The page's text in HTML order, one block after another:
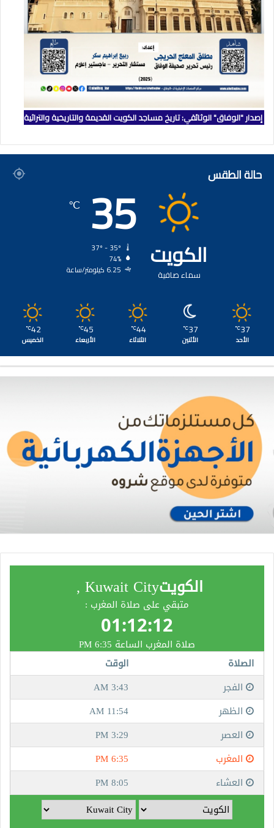
إصدار "الوفاق" الوثائقي: تاريخ مساجد الكويت القديمة والتاريخية والتراثية
حالة الطقس
الكويت
سماء صافية
35
℃
74%
6.25 كيلومتر/ساعة
37
℃
الأحد
37
℃
الأثنين
44
℃
الثلاثاء
45
℃
الأربعاء
42
℃
الخميس